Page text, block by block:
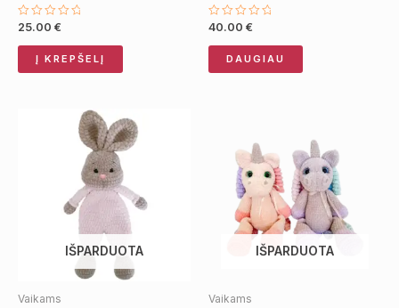
Įvertinimas:
iš
25.00 €
Į KREPŠELĮ
Įvertinimas:
iš
40.00 €
DAUGIAU
IŠPARDUOTA
Vaikams
IŠPARDUOTA
Vaikams